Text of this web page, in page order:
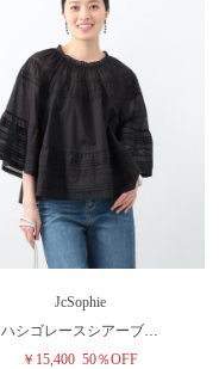
JcSophie
ハシゴレースシアーブ…
￥15,400 50％OFF